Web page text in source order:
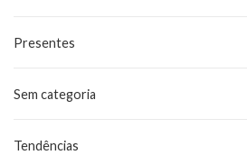
Presentes
Sem categoria
Tendências